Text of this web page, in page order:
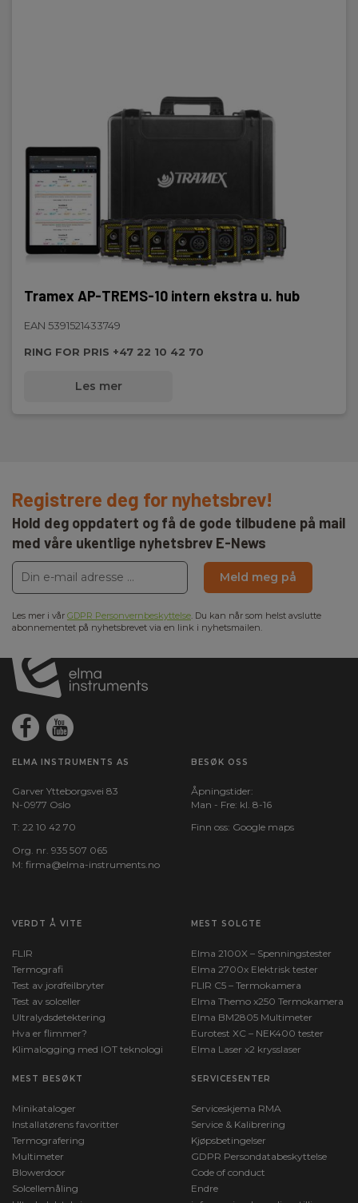
Tramex AP-TREMS-10 intern ekstra u. hub
EAN 5391521433749
RING FOR PRIS +47 22 10 42 70
Les mer
Registrere deg for nyhetsbrev!
Hold deg oppdatert og få de gode tilbudene på mail
med våre ukentlige nyhetsbrev E-News
Meld meg på
Les mer i vår GDPR Personvernbeskyttelse. Du kan når som helst avslutte
abonnementet på nyhetsbrevet via en link i nyhetsmailen.
ELMA INSTRUMENTS AS
Garver Ytteborgsvei 83
N-0977 Oslo
T: 22 10 42 70
Org. nr. 935 507 065
M: firma@elma-instruments.no​
BESØK OSS
Åpningstider:
Man - Fre: kl. 8-16
Finn oss: Google maps
VERDT Å VITE
FLIR
Termografi
Test av jordfeilbryter
Test av solceller
Ultralydsdetektering
Hva er flimmer?
Klimalogging med IOT teknologi
MEST SOLGTE
Elma 2100X – Spenningstester
Elma 2700x Elektrisk tester
FLIR C5 – Termokamera
Elma Themo x250 Termokamera
Elma BM2805 Multimeter
Eurotest XC – NEK400 tester
Elma Laser x2 krysslaser
MEST BESØKT
Minikataloger
Installatørens favoritter
Termografering
Multimeter
Blowerdoor
Solcellemåling
SERVICESENTER
Serviceskjema RMA
Service & Kalibrering
Kjøpsbetingelser
GDPR Persondatabeskyttelse
Code of conduct
Endre